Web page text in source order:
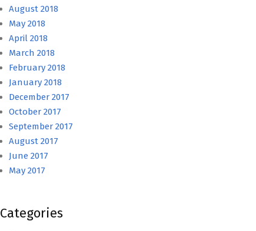
August 2018
May 2018
April 2018
March 2018
February 2018
January 2018
December 2017
October 2017
September 2017
August 2017
June 2017
May 2017
Categories